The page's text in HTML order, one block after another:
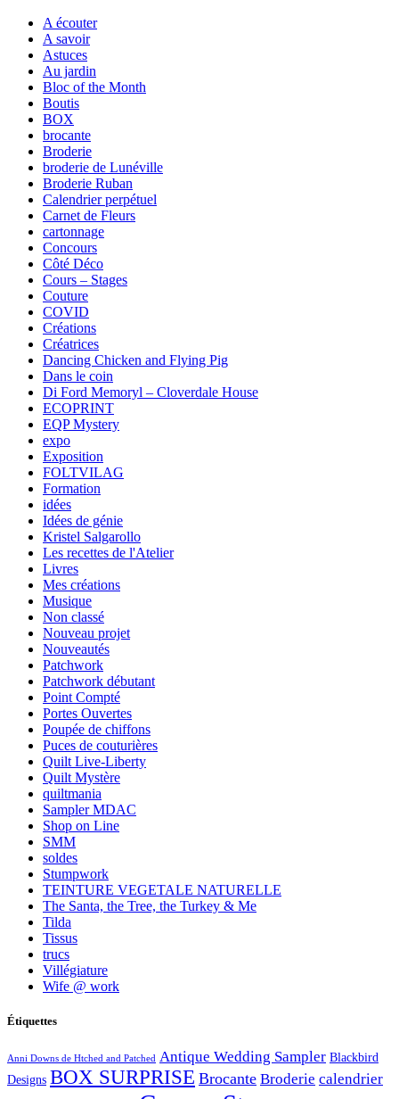
A écouter
A savoir
Astuces
Au jardin
Bloc of the Month
Boutis
BOX
brocante
Broderie
broderie de Lunéville
Broderie Ruban
Calendrier perpétuel
Carnet de Fleurs
cartonnage
Concours
Côté Déco
Cours – Stages
Couture
COVID
Créations
Créatrices
Dancing Chicken and Flying Pig
Dans le coin
Di Ford Memoryl – Cloverdale House
ECOPRINT
EQP Mystery
expo
Exposition
FOLTVILAG
Formation
idées
Idées de génie
Kristel Salgarollo
Les recettes de l'Atelier
Livres
Mes créations
Musique
Non classé
Nouveau projet
Nouveautés
Patchwork
Patchwork débutant
Point Compté
Portes Ouvertes
Poupée de chiffons
Puces de couturières
Quilt Live-Liberty
Quilt Mystère
quiltmania
Sampler MDAC
Shop on Line
SMM
soldes
Stumpwork
TEINTURE VEGETALE NATURELLE
The Santa, the Tree, the Turkey & Me
Tilda
Tissus
trucs
Villégiature
Wife @ work
Étiquettes
Anni Downs de Htched and Patched Antique Wedding Sampler Blackbird
Designs BOX SURPRISE Brocante Broderie calendrier